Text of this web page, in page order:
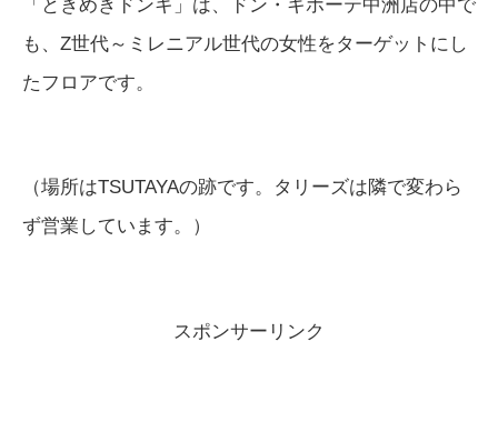
「ときめきドンキ」は、ドン・キホーテ中洲店の中で
も、Z世代～ミレニアル世代の女性をターゲットにし
たフロアです。
（場所はTSUTAYAの跡です。タリーズは隣で変わら
ず営業しています。）
スポンサーリンク